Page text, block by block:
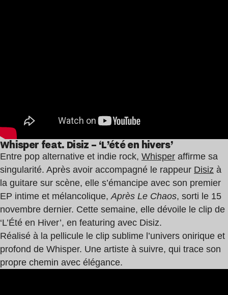
Whisper feat. Disiz – ‘L’été en hivers’
Entre pop alternative et indie rock, Whisper affirme sa
singularité. Après avoir accompagné le rappeur Disiz à
la guitare sur scène, elle s’émancipe avec son premier
EP intime et mélancolique, Après Le Chaos, sorti le 15
novembre dernier. Cette semaine, elle dévoile le clip de
‘L’Été en Hiver’, en featuring avec Disiz.
Réalisé à la pellicule le clip sublime l’univers onirique et
profond de Whisper. Une artiste à suivre, qui trace son
propre chemin avec élégance.